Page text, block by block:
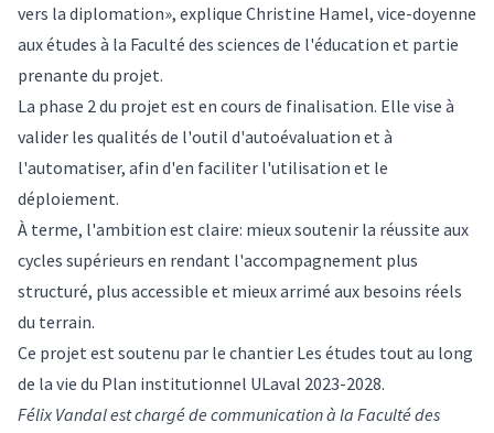
vers la diplomation», explique Christine Hamel, vice-doyenne
aux études à la Faculté des sciences de l'éducation et partie
prenante du projet.
La phase 2 du projet est en cours de finalisation. Elle vise à
valider les qualités de l'outil d'autoévaluation et à
l'automatiser, afin d'en faciliter l'utilisation et le
déploiement.
À terme, l'ambition est claire: mieux soutenir la réussite aux
cycles supérieurs en rendant l'accompagnement plus
structuré, plus accessible et mieux arrimé aux besoins réels
du terrain.
Ce projet est soutenu par le chantier Les études tout au long
de la vie du Plan institutionnel ULaval 2023-2028.
Félix Vandal est chargé de communication à la Faculté des